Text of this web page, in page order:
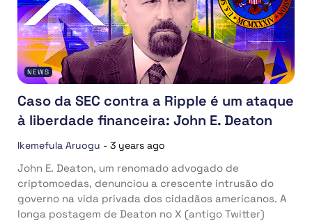
NEWS
Caso da SEC contra a Ripple é um ataque
à liberdade financeira: John E. Deaton
Ikemefula Aruogu - 3 years ago
John E. Deaton, um renomado advogado de
criptomoedas, denunciou a crescente intrusão do
governo na vida privada dos cidadãos americanos. A
longa postagem de Deaton no X (antigo Twitter)